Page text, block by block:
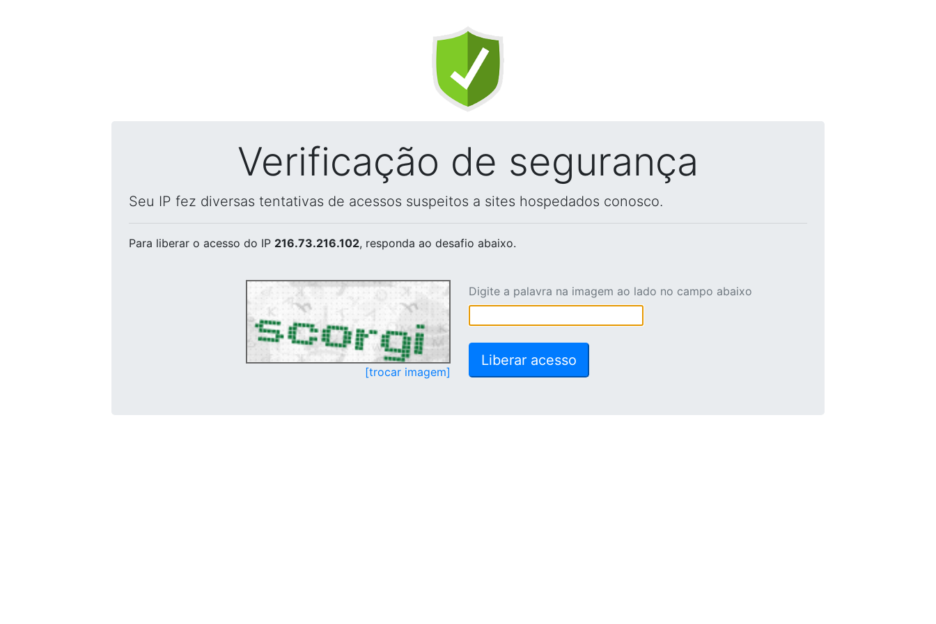
Verificação de segurança
Seu IP fez diversas tentativas de acessos suspeitos a sites hospedados conosco.
Para liberar o acesso do IP 216.73.216.102, responda ao desafio abaixo.
[trocar imagem]
Digite a palavra na imagem ao lado no campo abaixo